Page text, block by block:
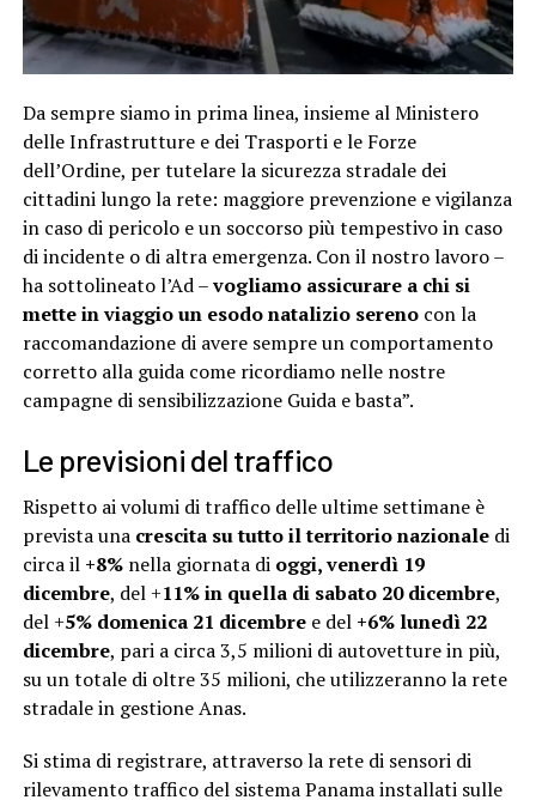
Da sempre siamo in prima linea, insieme al Ministero
delle Infrastrutture e dei Trasporti e le Forze
dell’Ordine, per tutelare la sicurezza stradale dei
cittadini lungo la rete: maggiore prevenzione e vigilanza
in caso di pericolo e un soccorso più tempestivo in caso
di incidente o di altra emergenza. Con il nostro lavoro –
ha sottolineato l’Ad –vogliamo assicurare a chi si
mette in viaggio un esodo natalizio serenocon la
raccomandazione di avere sempre un comportamento
corretto alla guida come ricordiamo nelle nostre
campagne di sensibilizzazione Guida e basta”.
Le previsioni del traffico
Rispetto ai volumi di traffico delle ultime settimane è
prevista una crescita su tutto il territorio nazionaledi
circa il +8%nella giornata di oggi, venerdì 19
dicembre, del +11% in quella di sabato 20 dicembre,
del +5% domenica 21 dicembree del+6% lunedì 22
dicembre, pari a circa 3,5 milioni di autovetture in più,
su un totale di oltre 35 milioni, che utilizzeranno la rete
stradale in gestione Anas.
Si stima di registrare, attraverso la rete di sensori di
rilevamento traffico del sistema Panama installati sulle